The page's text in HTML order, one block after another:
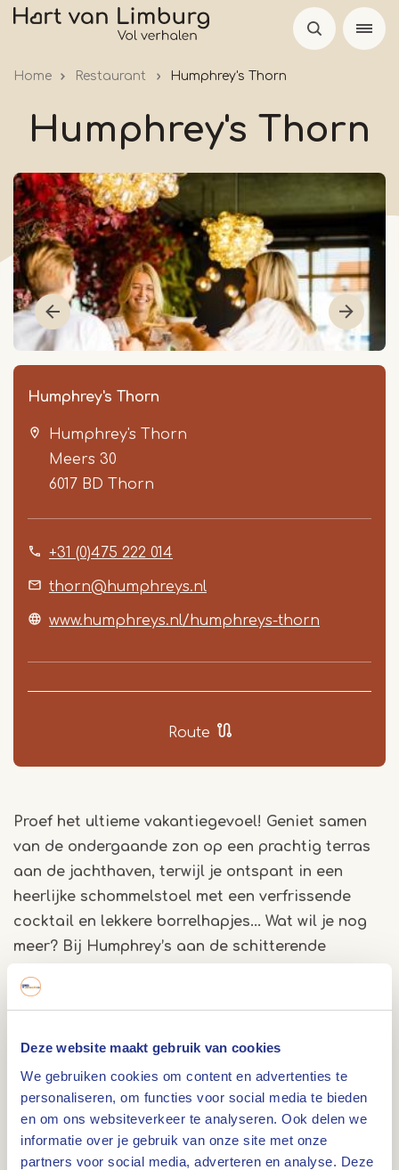
Deze website maakt gebruik van cookies
We gebruiken cookies om content en advertenties te
personaliseren, om functies voor social media te bieden
en om ons websiteverkeer te analyseren. Ook delen we
informatie over je gebruik van onze site met onze
partners voor social media, adverteren en analyse. Deze
Overslaan
inhoud
gaan
Home Restaurant Humphrey's Thorn
Humphrey's Thorn
Humphrey's Thorn
Humphrey's Thorn
Meers 30
6017 BD
Thorn
+31 (0)475 222 014
thorn@humphreys.nl
www.humphreys.nl/humphreys-thorn
Route
Item
Proef het ultieme vakantiegevoel! Geniet samen
van de ondergaande zon op een prachtig terras
aan de jachthaven, terwijl je ontspant in een
heerlijke schommelstoel met een verfrissende
cocktail en lekkere borrelhapjes... Wat wil je nog
meer? Bij Humphrey’s aan de schitterende
dit allemaal.
Bij Humphrey's Thorn heten ze je graag welkom in
hun sfeervolle restaurant of ruime terras voor een
vers ontbijt, een lekker kopje koffie met Limburgse
vlaai, een heerlijke lunch, een verfrissende
cocktail of een uitgebreid diner. Daarnaast is het